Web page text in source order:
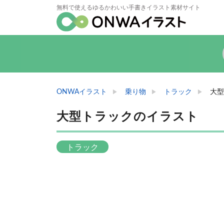
無料で使えるゆるかわいい手書きイラスト素材サイト
ONWAイラスト 乗り物 トラック 大
大型トラックのイラスト
トラック